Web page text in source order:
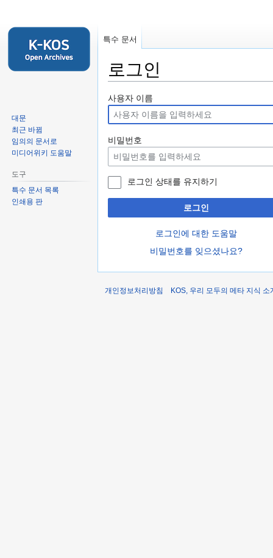
로그인
둘
러
보
기
로
가
기
검
색
하
러
가
기
사용자 이름
비밀번호
로그인 상태를 유지하기
로그인
로그인에 대한 도움말
비밀번호를 잊으셨나요?
특수 문서
대문
최근 바뀜
임의의 문서로
미디어위키 도움말
도구
특수 문서 목록
인쇄용 판
개인정보처리방침 KOS, 우리 모두의 메타 지식 소